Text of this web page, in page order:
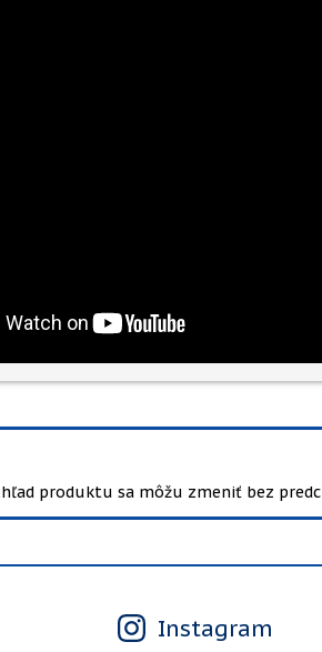
produktu sa môžu zmeniť bez
Instagram